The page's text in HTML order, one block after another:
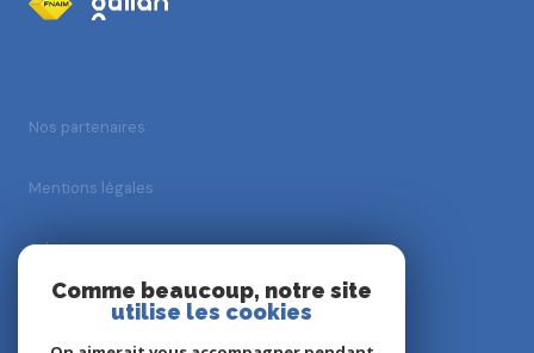
Nos partenaires
Mentions légales
Admin
Nos honoraires
Comme beaucoup, notre site
utilise les cookies